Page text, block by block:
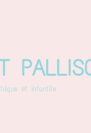
et infantile